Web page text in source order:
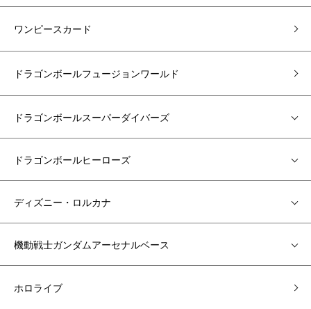
ワンピースカード
ドラゴンボールフュージョンワールド
ドラゴンボールスーパーダイバーズ
ドラゴンボールヒーローズ
ディズニー・ロルカナ
機動戦士ガンダムアーセナルベース
ホロライブ